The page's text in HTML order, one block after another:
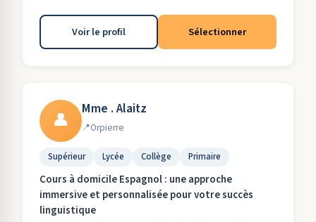
Voir le profil Sélectionner
👤 Mme . Alaitz
Orpierre
Supérieur Lycée Collège Primaire
Cours à domicile Espagnol : une approche
immersive et personnalisée pour votre succès
linguistique